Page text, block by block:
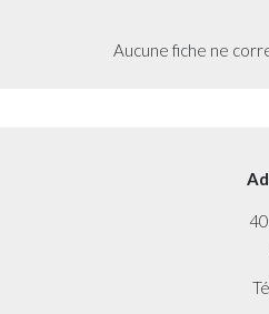
Aucune fiche ne